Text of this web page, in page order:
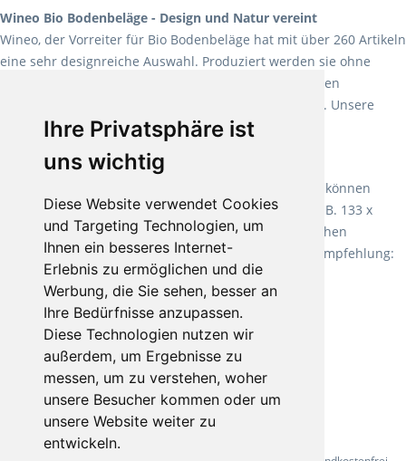
Ihre Privatsphäre ist
uns wichtig
Diese Website verwendet Cookies
und Targeting Technologien, um
Ihnen ein besseres Internet-
Erlebnis zu ermöglichen und die
Werbung, die Sie sehen, besser an
Ihre Bedürfnisse anzupassen.
Diese Technologien nutzen wir
außerdem, um Ergebnisse zu
messen, um zu verstehen, woher
unsere Besucher kommen oder um
unsere Website weiter zu
entwickeln.
Wineo Bio Bodenbeläge - Design und Natur vereint
Wineo, der Vorreiter für Bio Bodenbeläge hat mit über 260 Artikeln
eine sehr designreiche Auswahl. Produziert werden sie ohne
Weichmacher und Lösungsmittel. Mit allen verfügbaren
Verlegearten ist er für jegliche Bauvorhaben attraktiv. Unsere
Empfehlung:Wineo 1000 Multi Layer XXL.
Teppiche für ein angenehmes Laufgefühl
machen es schon lange vor. Sie können
Teppich in Ihrem gewünschten Sondermaß kaufen, z.B. 133 x
60cm. Vor allem in Schlafzimmern aufgrund der weichen
Oberfläche ein sehr beliebter Zusatzboden. Unsere Empfehlung:
Fletco Fluffy und Fletco Hermelin